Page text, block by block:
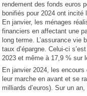
rendement des fonds euros
bonifiés pour 2024 ont incité
En janvier, les ménages
financiers en affectant une
long terme. L’assurance vie
taux d’épargne. Celui-ci
2023 et même à 17,9 % sur
En janvier 2024, les
leur marche en avant et se
milliards d’euros). Sur un